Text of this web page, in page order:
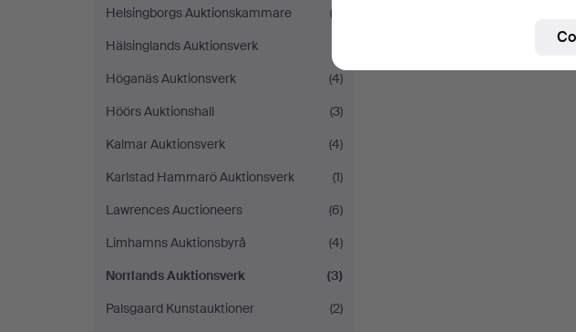
Helsingborgs Auktionskammare
(2)
Hälsinglands Auktionsverk
Höganäs Auktionsverk
(4)
Höörs Auktionshall
(3)
Kalmar Auktionsverk
(4)
Karlstad Hammarö Auktionsverk
(1)
Lawrences Auctioneers
(6)
Limhamns Auktionsbyrå
(4)
Norrlands Auktionsverk
(3)
Palsgaard Kunstauktioner
(2)